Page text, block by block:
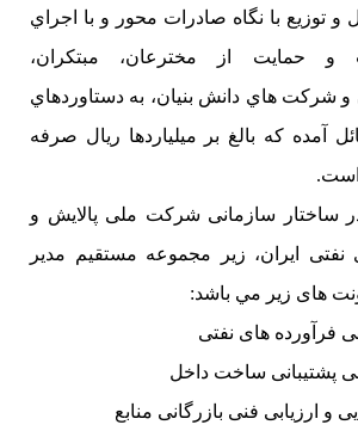
و توزيع با نگاه صادرات محور و با اجراي
و حمايت از مخترعان، مبتكران،
و شركت هاي دانش بنيان، به دستاوردهاي
آمده كه بالغ بر ميلياردها ريال صرفه
است.
ساختار سازمانی شرکت ملی پالایش و
ایران، زیر مجموعه مستقیم مدیر
های زير مي باشد: